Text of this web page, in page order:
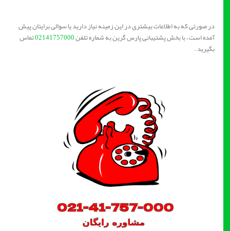
در صورتی که به اطلاعات بیشتری در این زمینه نیاز دارید یا سوالی برایتان پیش
آمده است ، با بخش پشتیبانی پارس گرین به شماره تلفن02141757000تماس
بگیرید .